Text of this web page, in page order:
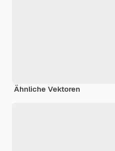
Ähnliche Vektoren